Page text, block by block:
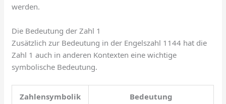
werden.
Die Bedeutung der Zahl 1
Zusätzlich zur Bedeutung in der Engelszahl 1144 hat die
Zahl 1 auch in anderen Kontexten eine wichtige
symbolische Bedeutung.
Zahlensymbolik Bedeutung